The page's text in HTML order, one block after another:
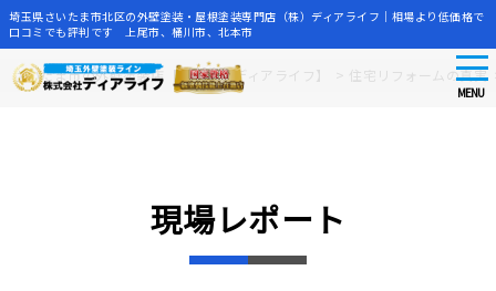
Skip
to
埼玉県さいたま市北区の外壁塗装・屋根塗装専門店（株）ディアライフ｜相場より低価格で
口コミでも評判です 上尾市、桶川市、北本市
MENU
さいたま市の外壁塗装店【株式会社ディアライフ】 住宅リフォームの真実
現場レポート